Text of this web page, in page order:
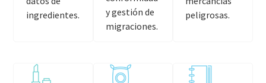
ingredientes.
y gestión de
migraciones.
peligrosas.